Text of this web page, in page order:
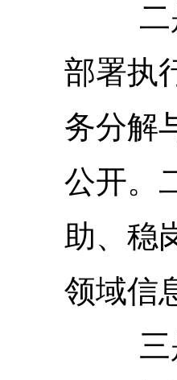
二
部署执
务分解
公开。
助、稳
领域信
三